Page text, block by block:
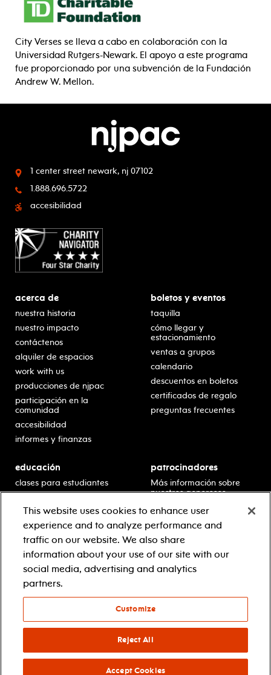
City Verses se lleva a cabo en colaboración con la
Universidad Rutgers-Newark. El apoyo a este programa
fue proporcionado por una subvención de la Fundación
Andrew W. Mellon.
1 center street newark, nj 07102
1.888.696.5722
accesibilidad
acerca de
nuestra historia
nuestro impacto
contáctenos
alquiler de espacios
work with us
producciones de njpac
participación en la
comunidad
accesibilidad
informes y finanzas
boletos y eventos
taquilla
cómo llegar y
estacionamiento
ventas a grupos
calendario
descuentos en boletos
certificados de regalo
preguntas frecuentes
educación
clases para estudiantes
escolar
residencias en escuelas
desarrollo profesional
recursos para docentes
comuníquese con el
equipo educativo
patrocinadores
Más información sobre
nuestros generosos
© 2021 new jersey performing arts center
This website uses cookies to enhance user
experience and to analyze performance and
traffic on our website. We also share
information about your use of our site with our
social media, advertising and analytics
partners.
Customize
Reject All
Accept Cookies